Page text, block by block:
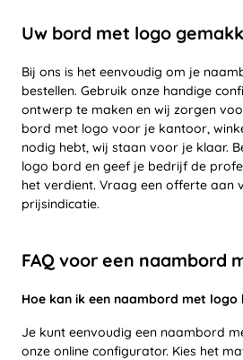
Uw bord met logo
Bij ons is het eenvoudig om je
bestellen. Gebruik onze handige
ontwerp te maken en wij zorgen
bord met logo voor je kantoor,
nodig hebt, wij staan voor je klaar.
logo bord en geef je bedrijf de
het verdient. Vraag een offerte aan
prijsindicatie.
FAQ voor een naambord
Hoe kan ik een naambord met logo
Je kunt eenvoudig een naambord
onze online configurator. Kies het